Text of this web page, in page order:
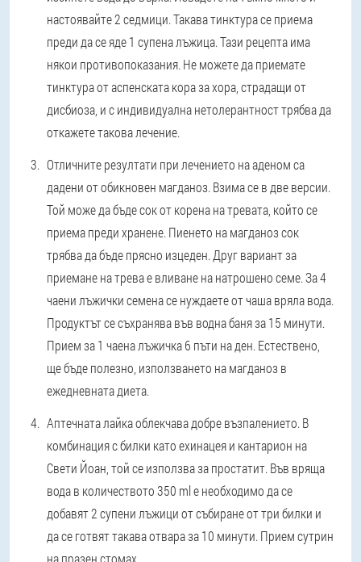
настоявайте 2 седмици. Такава тинктура се приема
преди да се яде 1 супена лъжица. Тази рецепта има
някои противопоказания. Не можете да приемате
тинктура от аспенската кора за хора, страдащи от
дисбиоза, и с индивидуална нетолерантност трябва да
откажете такова лечение.
Отличните резултати при лечението на аденом са
дадени от обикновен магданоз. Взима се в две версии.
Той може да бъде сок от корена на тревата, който се
приема преди хранене. Пиенето на магданоз сок
трябва да бъде прясно изцеден. Друг вариант за
приемане на трева е вливане на натрошено семе. За 4
чаени лъжички семена се нуждаете от чаша вряла вода.
Продуктът се съхранява във водна баня за 15 минути.
Прием за 1 чаена лъжичка 6 пъти на ден. Естествено,
ще бъде полезно, използването на магданоз в
ежедневната диета.
Аптечната лайка облекчава добре възпалението. В
комбинация с билки като ехинацея и кантарион на
Свети Йоан, той се използва за простатит. Във вряща
вода в количеството 350 ml е необходимо да се
добавят 2 супени лъжици от събиране от три билки и
да се готвят такава отвара за 10 минути. Прием сутрин
на празен стомах.